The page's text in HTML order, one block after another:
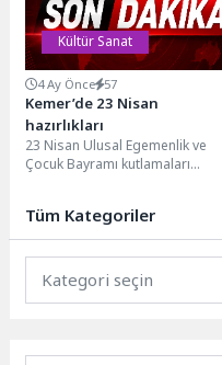
Kültür Sanat
4 Ay Önce 57
Kemer’de 23 Nisan
hazırlıkları
23 Nisan Ulusal Egemenlik ve
Çocuk Bayramı kutlamaları
toplantısı...
Tüm Kategoriler